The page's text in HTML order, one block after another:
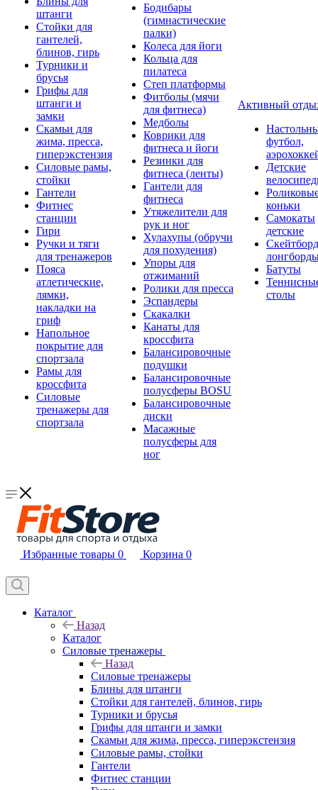
штанги
Стойки для
гантелей,
блинов, гирь
Турники и
брусья
Грифы для
штанги и
замки
Скамьи для
жима, пресса,
гиперэкстензия
Силовые рамы,
стойки
Гантели
Фитнес
станции
Гири
Ручки и тяги
для тренажеров
Пояса
атлетические,
лямки,
накладки на
гриф
Напольное
покрытие для
спортзала
Рамы для
кроссфита
Силовые
тренажеры для
спортзала
Бодибары
(гимнастические
палки)
Колеса для йоги
Кольца для
пилатеса
Степ платформы
Фитболы (мячи
для фитнеса)
Медболы
Коврики для
фитнеса и йоги
Резинки для
фитнеса (ленты)
Гантели для
фитнеса
Утяжелители для
рук и ног
Хулахупы (обручи
для похудения)
Упоры для
отжиманий
Ролики для пресса
Эспандеры
Скакалки
Канаты для
кроссфита
Балансировочные
подушки
Балансировочные
полусферы BOSU
Балансировочные
диски
Масажные
полусферы для
ног
Активный
футбол,
Детские
коньки
Самокаты
детские
Батуты
столы
Избранные товары 0 Корзина 0
Каталог
Назад
Каталог
Силовые тренажеры
Назад
Силовые тренажеры
Блины для штанги
Стойки для гантелей, блинов, гирь
Турники и брусья
Грифы для штанги и замки
Скамьи для жима, пресса, гиперэкстензия
Силовые рамы, стойки
Гантели
Фитнес станции